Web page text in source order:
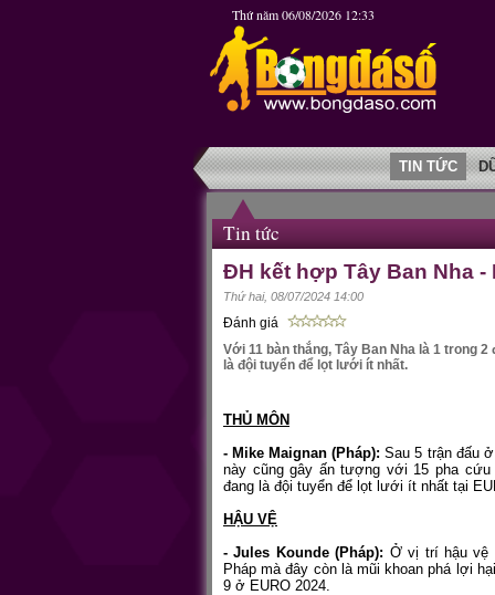
Thứ năm 06/08/2026 12:33
TIN TỨC
Tin tức
ĐH kết hợp Tây Ban Nha
Thứ hai, 08/07/2024 14:00
Đánh giá
Với 11 bàn thắng, Tây Ban Nha là 1 trong
là đội tuyển để lọt lưới ít nhất.
THỦ MÔN
- Mike Maignan (Pháp): Sau 5 trận đấu
này cũng gây ấn tượng với 15 pha cứu
đang là đội tuyển để lọt lưới ít nhất tại
HẬU VỆ
- Jules Kounde (Pháp): Ở vị trí hậu vệ
Pháp mà đây còn là mũi khoan phá lợi
9 ở EURO 2024.